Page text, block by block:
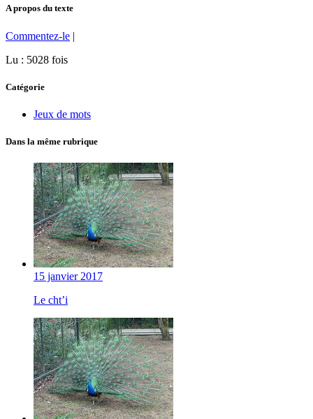
A propos du texte
Commentez-le |
Lu : 5028 fois
Catégorie
Jeux de mots
Dans la même rubrique
15 janvier 2017
Le cht’i